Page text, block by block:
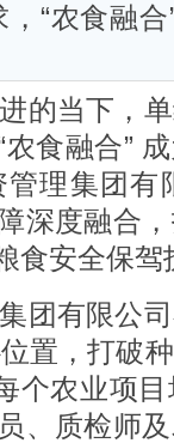
“农食融
的当下，
食融合”
理集团有
深度融合
食安全保驾
团有限公
置，打破
个农业项
、质检师